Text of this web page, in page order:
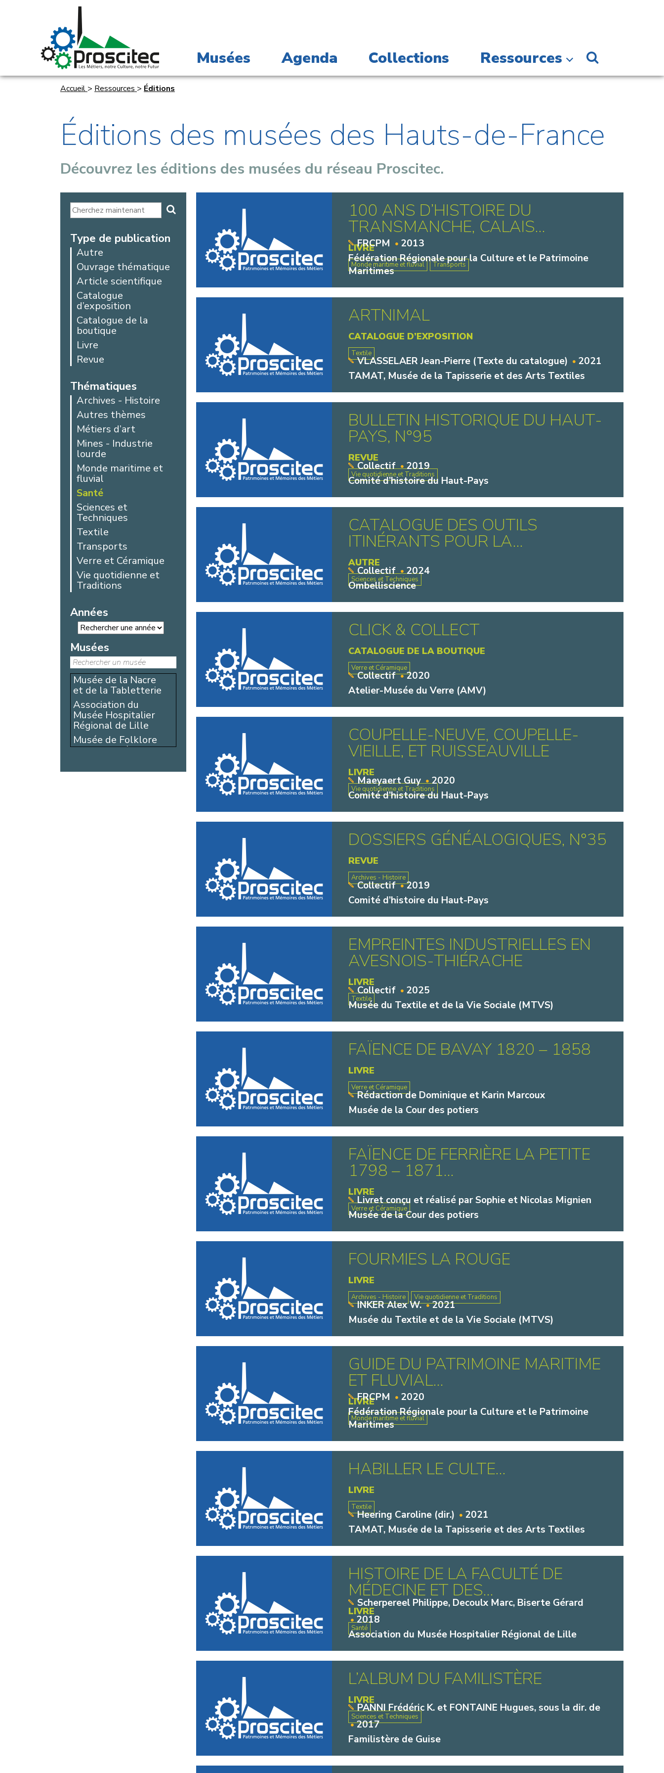
Musées Agenda Collections Ressources
Accueil > Ressources > Éditions
Éditions des musées des Hauts-de-France
Découvrez les éditions des musées du réseau Proscitec.
Type de publication
Autre
Ouvrage thématique
Article scientifique
Catalogue
d’exposition
Catalogue de la
boutique
Livre
Revue
Thématiques
Archives - Histoire
Autres thèmes
Métiers d’art
Mines - Industrie
lourde
Monde maritime et
fluvial
Santé
Sciences et
Techniques
Textile
Transports
Verre et Céramique
Vie quotidienne et
Traditions
Années
Musées
Musée de la Nacre
et de la Tabletterie
Association du
Musée Hospitalier
Régional de Lille
Musée de Folklore
Vie Frontalière de
Comité d’histoire du
100 ANS D’HISTOIRE DU
TRANSMANCHE, CALAIS...
LIVRE
FRCPM
2013
Fédération Régionale pour la Culture et le Patrimoine
Maritimes
Monde maritime et fluvial Transports
ARTNIMAL
CATALOGUE D’EXPOSITION
VLASSELAER Jean-Pierre (Texte du catalogue)
2021
TAMAT, Musée de la Tapisserie et des Arts Textiles
Textile
BULLETIN HISTORIQUE DU HAUT-
PAYS, N°95
REVUE
Collectif
2019
Comité d’histoire du Haut-Pays
Vie quotidienne et Traditions
CATALOGUE DES OUTILS
ITINÉRANTS POUR LA...
AUTRE
Collectif
2024
Ombelliscience
Sciences et Techniques
CLICK & COLLECT
CATALOGUE DE LA BOUTIQUE
Collectif
2020
Atelier-Musée du Verre (AMV)
Verre et Céramique
COUPELLE-NEUVE, COUPELLE-
VIEILLE, ET RUISSEAUVILLE
LIVRE
Maeyaert Guy
2020
Comité d’histoire du Haut-Pays
Vie quotidienne et Traditions
DOSSIERS GÉNÉALOGIQUES, N°35
REVUE
Collectif
2019
Comité d’histoire du Haut-Pays
Archives - Histoire
EMPREINTES INDUSTRIELLES EN
AVESNOIS-THIÉRACHE
LIVRE
Collectif
2025
Musée du Textile et de la Vie Sociale (MTVS)
Textile
FAÏENCE DE BAVAY 1820 – 1858
LIVRE
Rédaction de Dominique et Karin Marcoux
Musée de la Cour des potiers
Verre et Céramique
FAÏENCE DE FERRIÈRE LA PETITE
1798 – 1871...
LIVRE
Livret conçu et réalisé par Sophie et Nicolas Mignien
Musée de la Cour des potiers
Verre et Céramique
FOURMIES LA ROUGE
LIVRE
INKER Alex W.
2021
Musée du Textile et de la Vie Sociale (MTVS)
Archives - Histoire Vie quotidienne et Traditions
GUIDE DU PATRIMOINE MARITIME
ET FLUVIAL...
LIVRE
FRCPM
2020
Fédération Régionale pour la Culture et le Patrimoine
Maritimes
Monde maritime et fluvial
HABILLER LE CULTE…
LIVRE
Heering Caroline (dir.)
2021
TAMAT, Musée de la Tapisserie et des Arts Textiles
Textile
HISTOIRE DE LA FACULTÉ DE
MÉDECINE ET DES...
LIVRE
Scherpereel Philippe, Decoulx Marc, Biserte Gérard
2018
Association du Musée Hospitalier Régional de Lille
Santé
L’ALBUM DU FAMILISTÈRE
LIVRE
PANNI Frédéric K. et FONTAINE Hugues, sous la dir. de
2017
Familistère de Guise
Sciences et Techniques